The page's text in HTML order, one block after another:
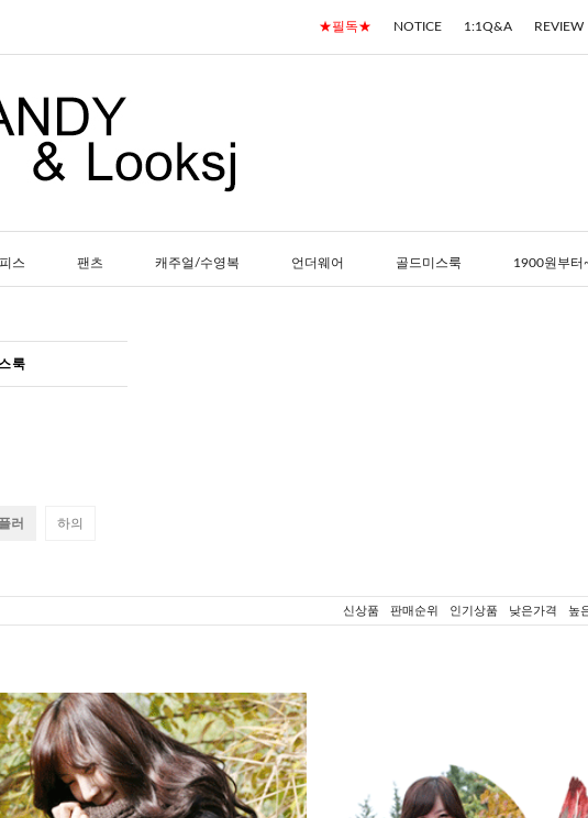
★필독★ NOTICE 1:1Q&A REVIEW
스 팬츠 캐주얼/수영복 언더웨어 골드미스룩 1900원부터
룩
러 하의
신상품 판매순위 인기상품 낮은가격 높